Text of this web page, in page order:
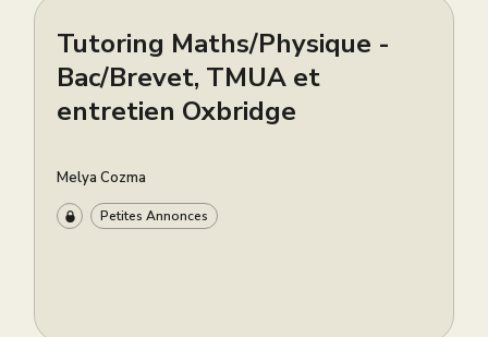
Tutoring Maths/Physique -
Bac/Brevet, TMUA et
entretien Oxbridge
Melya Cozma
Petites Annonces